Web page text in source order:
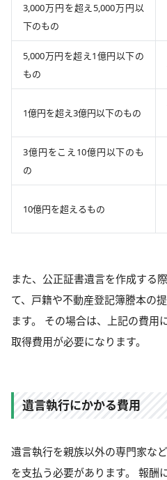
3,000万円を超え5,000万円以
下のもの
5,000万円を超え1億円以下の
もの
1億円を超え3億円以下のもの
3億円をこえ10億円以下のも
の
10億円を超えるもの
また、公正証書遺言を作成する
て、戸籍や不動産登記簿謄本の
ます。 その場合は、上記の費用
取得費用が必要になります。
遺言執行にかかる費用
遺言執行を親族以外の専門家な
を支払う必要があります。 報酬